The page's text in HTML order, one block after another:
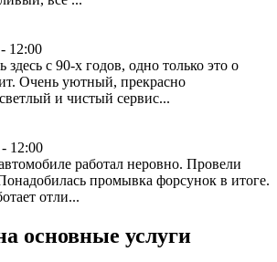
12:00
с 90-х годов, одно только это о
Очень уютный, прекрасно
и чистый сервис...
12:00
работал неровно. Провели
промывка форсунок в итоге.
отли...
основные услуги